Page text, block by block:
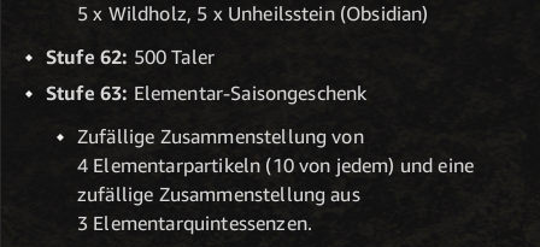
5 x Wildholz, 5 x Unheilsstein (Obsidian)
Stufe 62: 500 Taler
Stufe 63: Elementar-Saisongeschenk
Zufällige Zusammenstellung von
4 Elementarpartikeln (10 von jedem) und eine
zufällige Zusammenstellung aus
3 Elementarquintessenzen.